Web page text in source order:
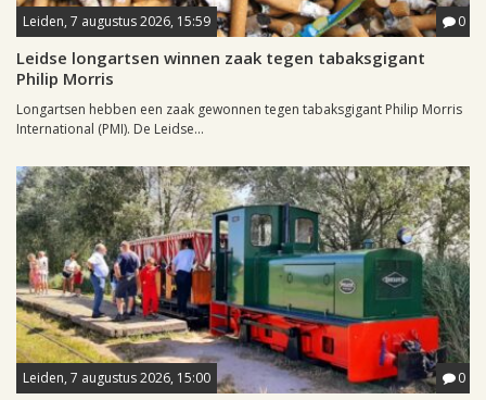
Leiden, 7 augustus 2026, 15:59 0
Leidse longartsen winnen zaak tegen tabaksgigant
Philip Morris
Longartsen hebben een zaak gewonnen tegen tabaksgigant Philip Morris
International (PMI). De Leidse...
Leiden, 7 augustus 2026, 15:00 0